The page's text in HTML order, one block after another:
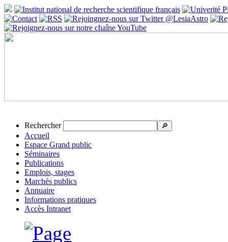
Rechercher 🔎
Accueil
Espace Grand public
Séminaires
Publications
Emplois, stages
Marchés publics
Annuaire
Informations pratiques
Accès Intranet